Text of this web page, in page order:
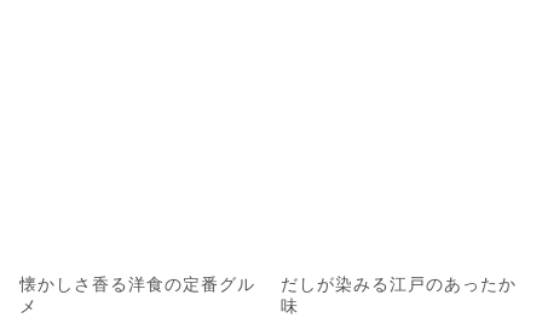
懐かしさ香る洋食の定番グル
メ
だしが染みる江戸のあったか
味